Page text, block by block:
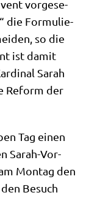
vor­ge­se­
die For­mu­lie­
so die
ist damit
Sarah
Reform der
Tag einen
Sarah-Vor­
Mon­tag den
Besuch